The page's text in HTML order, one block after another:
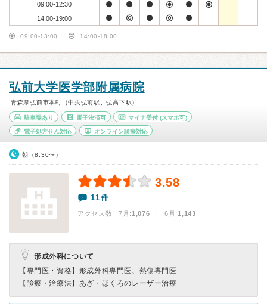
09:00-12:30
14:00-19:00
09:00-13:00 14:00-18:00
弘前大学医学部附属病院
青森県弘前市本町（中央弘前駅、弘高下駅）
駐車場あり 電子決済可 マイナ受付 (スマホ可)
電子処方せん対応 オンライン診療対応
朝（8:30〜）
3.58
11件
アクセス数 7月:1,076 | 6月:1,143
形成外科について
【専門医・資格】 形成外科専門医、熱傷専門医
【診療・治療法】 あざ・ほくろのレーザー治療